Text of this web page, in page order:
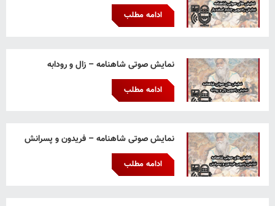
ادامه مطلب
نمایش صوتی شاهنامه – زال و رودابه
ادامه مطلب
نمایش صوتی شاهنامه – فریدون و پسرانش
ادامه مطلب